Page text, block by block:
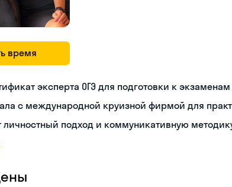
время
эксперта ОГЭ для подготовки к экзаменам
с международной круизной фирмой для
личностный подход и коммуникативную